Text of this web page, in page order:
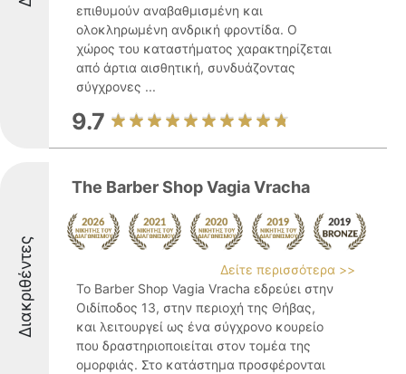
επιθυμούν αναβαθμισμένη και
ολοκληρωμένη ανδρική φροντίδα. Ο
χώρος του καταστήματος χαρακτηρίζεται
από άρτια αισθητική, συνδυάζοντας
σύγχρονες ...
9.7
Διακριθέντες
The Barber Shop Vagia Vracha
Δείτε περισσότερα >>
Το Barber Shop Vagia Vracha εδρεύει στην
Οιδίποδος 13, στην περιοχή της Θήβας,
και λειτουργεί ως ένα σύγχρονο κουρείο
που δραστηριοποιείται στον τομέα της
ομορφιάς. Στο κατάστημα προσφέρονται